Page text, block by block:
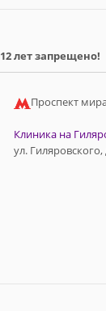
лет запрещено!
Проспект
Клиника на
ул. Гиляровского,